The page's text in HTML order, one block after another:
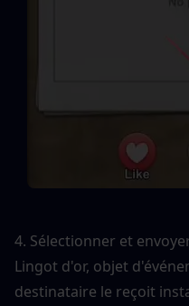
4. Sélectionner et
Lingot d'or, objet
destinataire le reçoit